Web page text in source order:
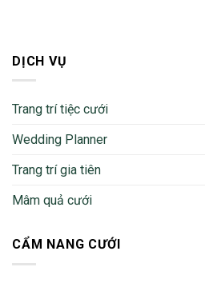
DỊCH VỤ
Trang trí tiệc cưới
Wedding Planner
Trang trí gia tiên
Mâm quả cưới
CẨM NANG CƯỚI